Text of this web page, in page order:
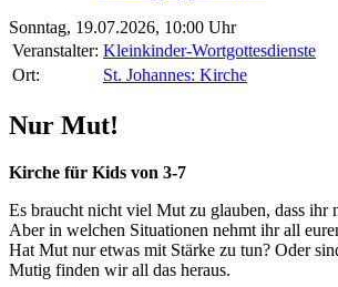
Sonntag, 19.07.2026, 10:00 Uhr
Veranstalter: Kleinkinder-Wortgottesdienste
Ort:
St. Johannes: Kirche
Nur Mut!
Kirche für Kids von 3-7
Es braucht nicht viel Mut zu glauben, dass
Aber in welchen Situationen nehmt ihr all
Hat Mut nur etwas mit Stärke zu tun? Oder
Mutig finden wir all das heraus.